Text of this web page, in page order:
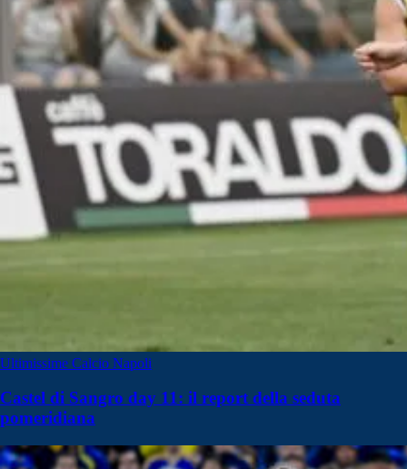
Ultimissime Calcio Napoli
Castel di Sangro day 11: il report della seduta
pomeridiana